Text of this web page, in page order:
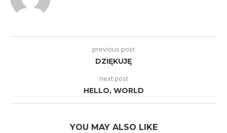
previous post
DZIĘKUJĘ
next post
HELLO, WORLD
YOU MAY ALSO LIKE